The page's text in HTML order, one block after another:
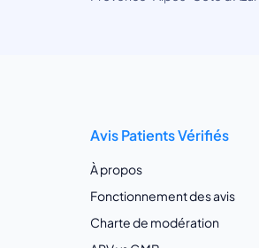
Avis Patients Vérifiés
À propos
Fonctionnement des avis
Charte de modération